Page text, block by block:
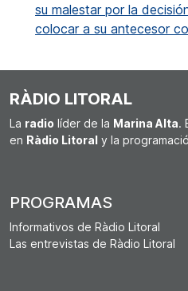
su malestar por la
colocar a su antecesor
RÀDIO LITORAL
La radio líder de la Marina Alta.
en Ràdio Litoral y la
PROGRAMAS
Informativos de Ràdio Litoral
Las entrevistas de Ràdio Litoral